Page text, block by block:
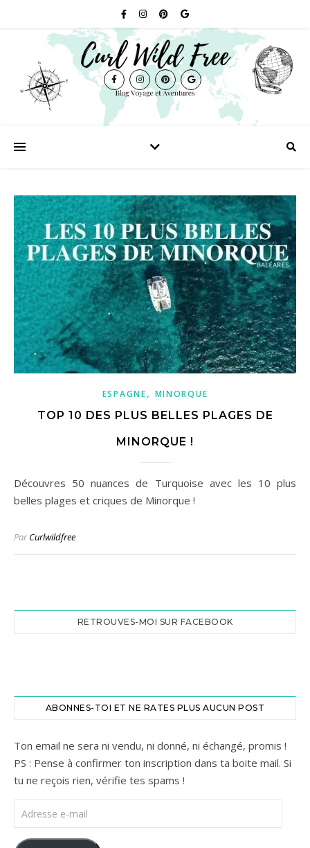
ESPAGNE, MINORQUE
TOP 10 DES PLUS BELLES PLAGES DE
MINORQUE !
Découvres 50 nuances de Turquoise avec les 10 plus
belles plages et criques de Minorque !
ParCurlwildfree
RETROUVES-MOI SUR FACEBOOK
ABONNES-TOI ET NE RATES PLUS AUCUN POST
Ton email ne sera ni vendu, ni donné, ni échangé, promis !
PS : Pense à confirmer ton inscription dans ta boite mail. Si
tu ne reçois rien, vérifie tes spams !
Adresse e-mail